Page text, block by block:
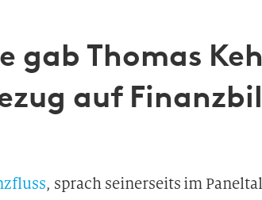
gab Thomas
auf
, sprach seinerseits im